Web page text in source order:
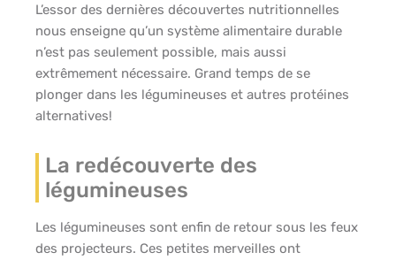
L’essor des dernières découvertes nutritionnelles
nous enseigne qu’un système alimentaire durable
n’est pas seulement possible, mais aussi
extrêmement nécessaire. Grand temps de se
plonger dans les légumineuses et autres protéines
alternatives!
La redécouverte des
légumineuses
Les légumineuses sont enfin de retour sous les feux
des projecteurs. Ces petites merveilles ont